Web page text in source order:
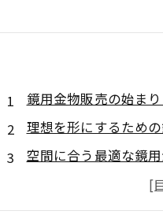
鏡用金物販売の始ま
理想を形にするため
空間に合う最適な鏡
設置から仕上げまで
完成した鏡がもたら